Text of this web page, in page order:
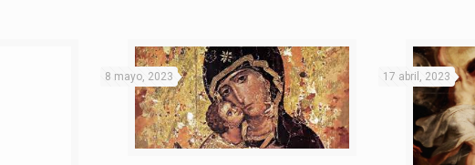
8 mayo, 2023 17 abril, 2023